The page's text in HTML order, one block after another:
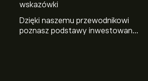
wskazówki
Dzięki naszemu przewodnikowi
poznasz podstawy inwestowania